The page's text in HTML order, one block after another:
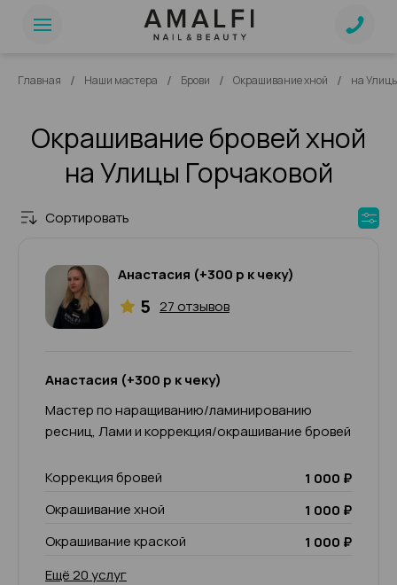
Главная / Наши мастера / Брови / Окрашивание хной / на
Окрашивание бровей хной
на Улицы Горчаковой
Сортировать
Анастасия (+300 р к чеку)
5 27 отзывов
Анастасия (+300 р к чеку)
Мастер по наращиванию/ламинированию
ресниц, Лами и коррекция/окрашивание бровей
Коррекция бровей
1 000 ₽
Окрашивание хной
1 000 ₽
Окрашивание краской
1 000 ₽
Ещё 20 услуг